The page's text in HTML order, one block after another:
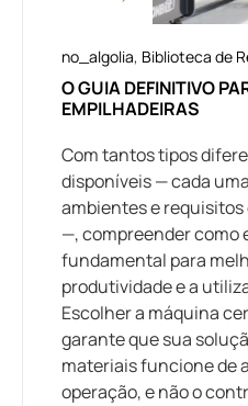
no_algolia, Biblioteca de
O GUIA DEFINITIVO
EMPILHADEIRAS
Com tantos tipos
disponíveis — cada
ambientes e
—, compreender como
fundamental para
produtividade e a
Escolher a máquina
garante que sua
materiais funcione de
operação, e não o